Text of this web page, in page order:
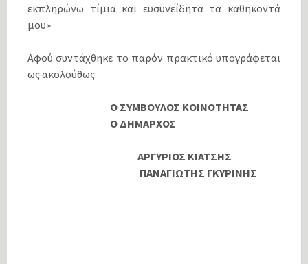
εκπληρώνω τίμια και ευσυνείδητα τα καθηκοντά
μου»
Αφού συντάχθηκε το παρόν πρακτικό υπογράφεται
ως ακολούθως:
Ο ΣΥΜΒΟΥΛΟΣ ΚΟΙΝΟΤΗΤΑΣ
Ο ΔΗΜΑΡΧΟΣ
ΑΡΓΥΡΙΟΣ ΚΙΑΤΣΗΣ
ΠΑΝΑΓΙΩΤΗΣ ΓΚΥΡΙΝΗΣ